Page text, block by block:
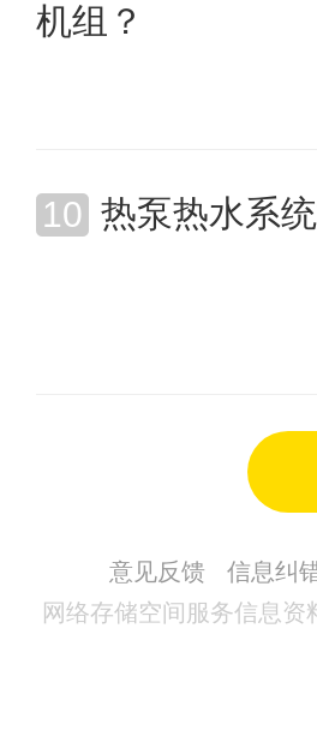
机组？
热泵热水系
意见反馈 信息纠
网络存储空间服务信息